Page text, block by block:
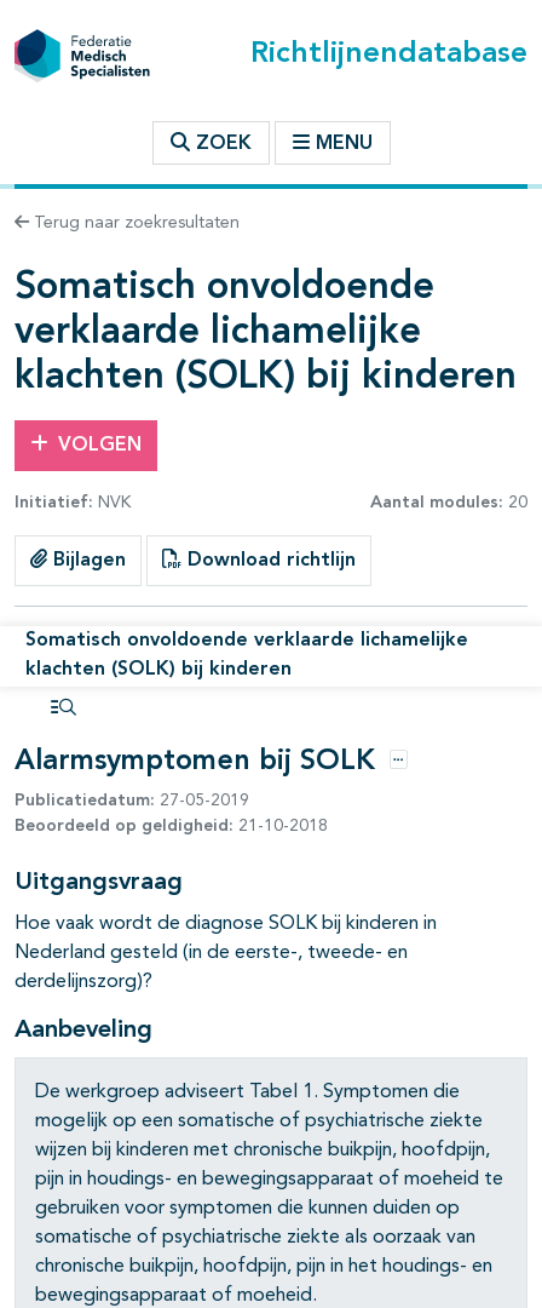
Richtlijnendatabase
ZOEK MENU
Terug naar zoekresultaten
Somatisch onvoldoende
verklaarde lichamelijke
klachten (SOLK) bij kinderen
VOLGEN
Initiatief: NVK Aantal modules: 20
Bijlagen Download richtlijn
Somatisch onvoldoende verklaarde lichamelijke
klachten (SOLK) bij kinderen
Alarmsymptomen bij SOLK Opties
Publicatiedatum: 27-05-2019
Beoordeeld op geldigheid: 21-10-2018
Uitgangsvraag
Hoe vaak wordt de diagnose SOLK bij kinderen in
Nederland gesteld (in de eerste-, tweede- en
derdelijnszorg)?
Aanbeveling
De werkgroep adviseert Tabel 1. Symptomen die
mogelijk op een somatische of psychiatrische ziekte
wijzen bij kinderen met chronische buikpijn, hoofdpijn,
pijn in houdings- en bewegingsapparaat of moeheid te
gebruiken voor symptomen die kunnen duiden op
somatische of psychiatrische ziekte als oorzaak van
chronische buikpijn, hoofdpijn, pijn in het houdings- en
bewegingsapparaat of moeheid.